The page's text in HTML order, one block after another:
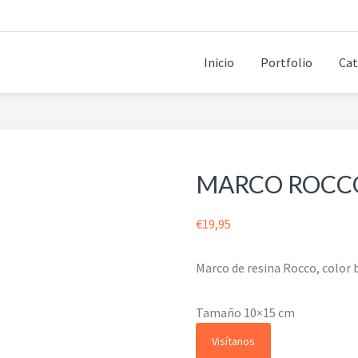
Inicio Portfolio
MARCO
€19,95
Marco de resina Rocco, color
Tamaño 10×15 cm
Visítanos